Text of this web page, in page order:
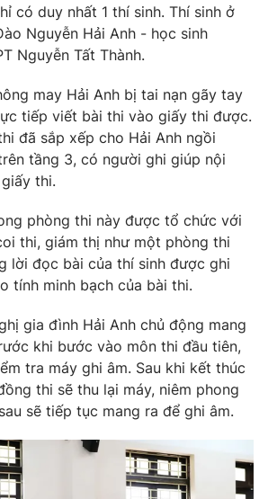
tương lai
Infographic
có duy nhất 1 thí sinh. Thí sinh ở
Nguyễn Hải Anh - học sinh
Nguyễn Tất Thành.
may Hải Anh bị tai nạn gãy tay
tiếp viết bài thi vào giấy thi được.
đã sắp xếp cho Hải Anh ngồi
tầng 3, có người ghi giúp nội
thi.
phòng thi này được tổ chức với
thi, giám thị như một phòng thi
lời đọc bài của thí sinh được ghi
tính minh bạch của bài thi.
gia đình Hải Anh chủ động mang
khi bước vào môn thi đầu tiên,
tra máy ghi âm. Sau khi kết thúc
thi sẽ thu lại máy, niêm phong
sẽ tiếp tục mang ra để ghi âm.